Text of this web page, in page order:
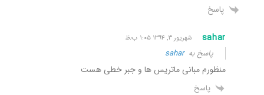
پاسخ
sahar شهریور ۳, ۱۳۹۴ ۱:۰۵ ب٫ظ
پاسخ بهsahar
منظورم مبانی ماتریس ها و جبر خطی هست
پاسخ